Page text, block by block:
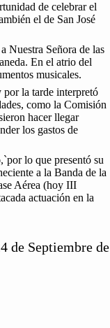
de celebrar el
el de San José
Nuestra Señora de las
En el atrio del
musicales.
por la tarde interpretó
como la Comisión
hacer llegar
los gastos de
lo que presentó su
a la Banda de la
Aérea (hoy III
actuación en la
de Septiembre de